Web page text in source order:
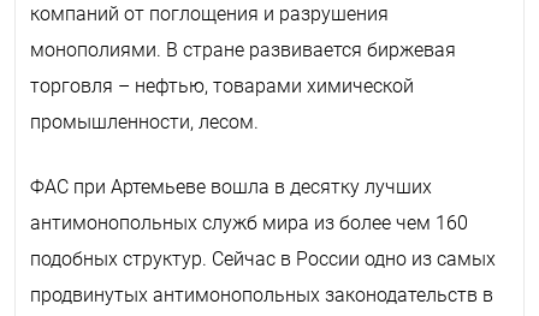
компаний от поглощения и разрушения
монополиями. В стране развивается биржевая
торговля – нефтью, товарами химической
промышленности, лесом.
ФАС при Артемьеве вошла в десятку лучших
антимонопольных служб мира из более чем 160
подобных структур. Сейчас в России одно из самых
продвинутых антимонопольных законодательств в